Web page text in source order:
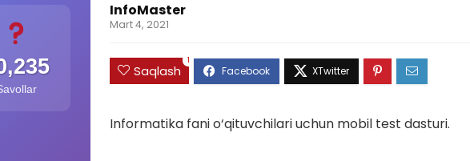
InfoMaster
Mart 4, 2021
Saqlash
1
Informatika fani o‘qituvchilari uchun mobil test dasturi.